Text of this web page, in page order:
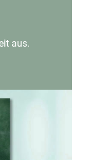
aus.